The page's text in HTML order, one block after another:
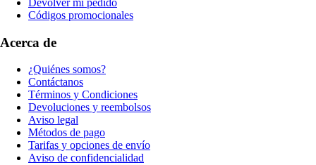
Códigos promocionales
Acerca de
¿Quiénes somos?
Contáctanos
Términos y Condiciones
Devoluciones y reembolsos
Aviso legal
Métodos de pago
Tarifas y opciones de envío
Aviso de confidencialidad